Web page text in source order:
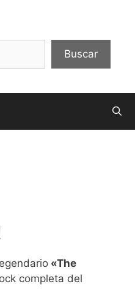
Buscar
«The
completa del